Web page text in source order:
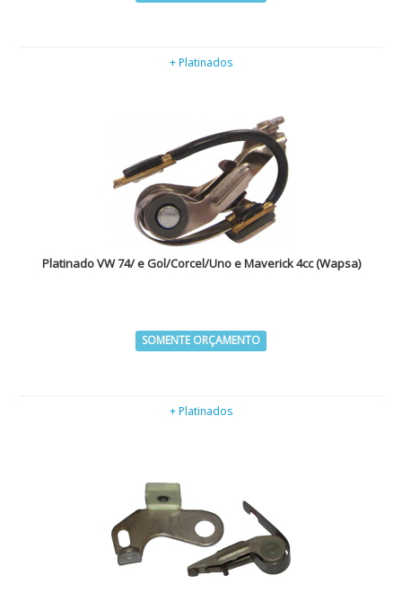
+ Platinados
Platinado VW 74/ e Gol/Corcel/Uno e Maverick 4cc (Wapsa)
SOMENTE ORÇAMENTO
+ Platinados